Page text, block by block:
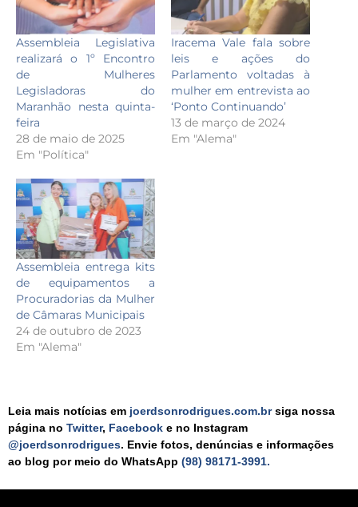
Assembleia Legislativa
realizará o 1º Encontro
de Mulheres
Legisladoras do
Maranhão nesta quinta-
feira
28 de maio de 2025
Em "Política"
Iracema Vale fala sobre
leis e ações do
Parlamento voltadas à
mulher em entrevista ao
‘Ponto Continuando’
13 de março de 2024
Em "Alema"
Assembleia entrega kits
de equipamentos a
Procuradorias da Mulher
de Câmaras Municipais
24 de outubro de 2023
Em "Alema"
Leia mais notícias em joerdsonrodrigues.com.brsiga nossa
página no Twitter, Facebook e no Instagram
@joerdsonrodrigues. Envie fotos, denúncias e informações
ao blog por meio do WhatsApp (98) 98171-3991.